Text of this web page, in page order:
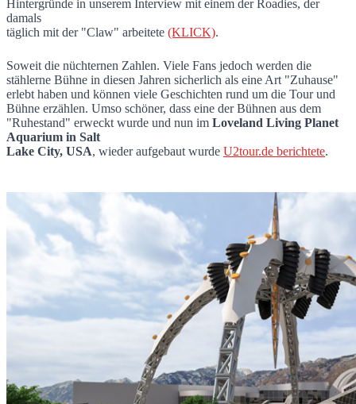
Hintergründe in unserem Interview mit einem der Roadies, der
damals
täglich mit der "Claw" arbeitete (KLICK).
Soweit die nüchternen Zahlen. Viele Fans jedoch werden die
stählerne Bühne in diesen Jahren sicherlich als eine Art "Zuhause"
erlebt haben und können viele Geschichten rund um die Tour und
Bühne erzählen. Umso schöner, dass eine der Bühnen aus dem
"Ruhestand" erweckt wurde und nun im Loveland Living Planet
Aquarium in Salt
Lake City, USA, wieder aufgebaut wurde U2tour.de berichtete.